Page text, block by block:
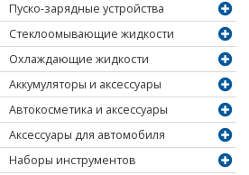
Пуско-зарядные устройства
Стеклоомывающие жидкости
Охлаждающие жидкости
Аккумуляторы и аксессуары
Автокосметика и аксессуары
Аксессуары для автомобиля
Наборы инструментов